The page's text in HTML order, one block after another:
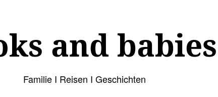
and babies
Familie I Reisen I Geschichten